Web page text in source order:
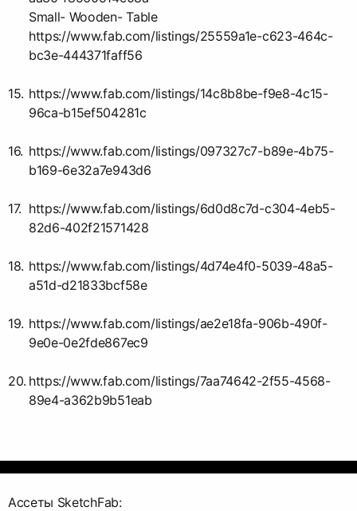
Small- Wooden- Table
https://www.fab.com/listings/25559a1e-c623-464c-
bc3e-444371faff56
https://www.fab.com/listings/14c8b8be-f9e8-4c15-
96ca-b15ef504281c
https://www.fab.com/listings/097327c7-b89e-4b75-
b169-6e32a7e943d6
https://www.fab.com/listings/6d0d8c7d-c304-4eb5-
82d6-402f21571428
https://www.fab.com/listings/4d74e4f0-5039-48a5-
a51d-d21833bcf58e
https://www.fab.com/listings/ae2e18fa-906b-490f-
9e0e-0e2fde867ec9
https://www.fab.com/listings/7aa74642-2f55-4568-
89e4-a362b9b51eab
Ассеты SketchFab: